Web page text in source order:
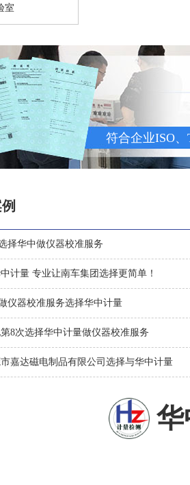
室
符合企业ISO
择华中做仪器校准服务
计量 专业让南车集团选择更简单！
仪器校准服务选择华中计量
8次选择华中计量做仪器校准服务
嘉达磁电制品有限公司选择与华中计量
华